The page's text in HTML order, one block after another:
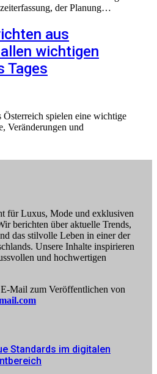
der Planung…
aus
wichtigen
Tages
spielen eine wichtige
Veränderungen und
für Luxus, Mode und exklusiven
berichten über aktuelle Trends,
das stilvolle Leben in einer der
Unsere Inhalte inspirieren
und hochwertigen
Mail zum Veröffentlichen von
Standards im digitalen